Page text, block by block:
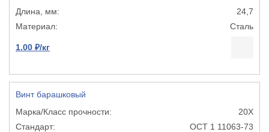
24,7
Сталь
1.00 ₽/кг
Винт барашковый
20Х
ОСТ 1 11063-73